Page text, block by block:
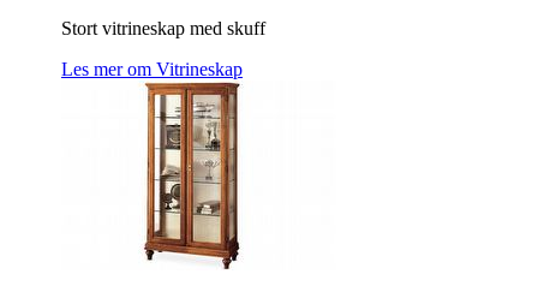
Stort vitrineskap med skuff
Les mer om Vitrineskap